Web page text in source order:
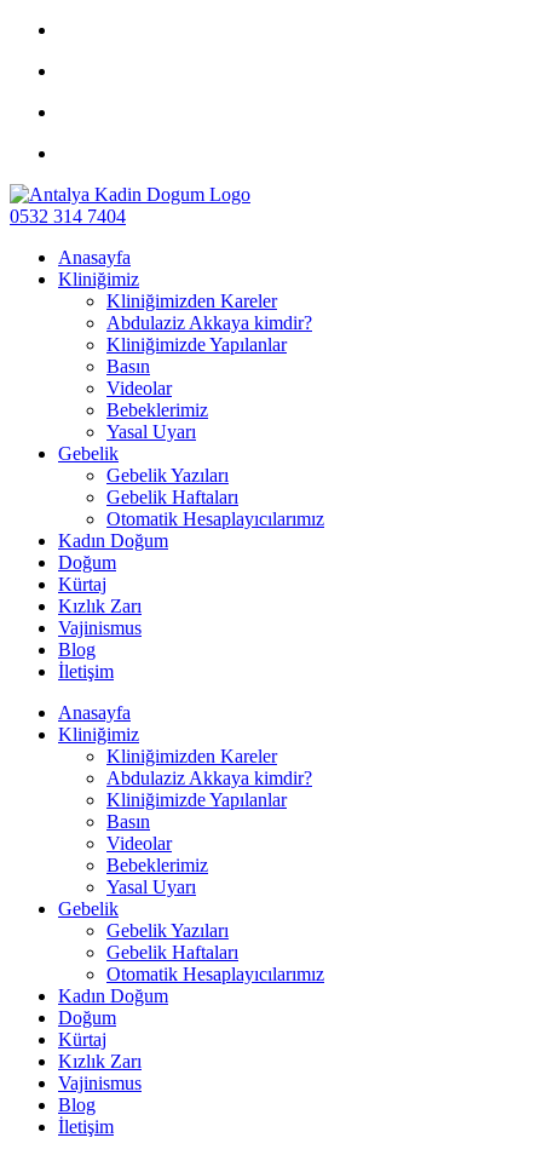
0532 314 7404
Anasayfa
Kliniğimiz
Kliniğimizden Kareler
Abdulaziz Akkaya kimdir?
Kliniğimizde Yapılanlar
Basın
Videolar
Bebeklerimiz
Yasal Uyarı
Gebelik
Gebelik Yazıları
Gebelik Haftaları
Otomatik Hesaplayıcılarımız
Kadın Doğum
Doğum
Kürtaj
Kızlık Zarı
Vajinismus
Blog
İletişim
Anasayfa
Kliniğimiz
Kliniğimizden Kareler
Abdulaziz Akkaya kimdir?
Kliniğimizde Yapılanlar
Basın
Videolar
Bebeklerimiz
Yasal Uyarı
Gebelik
Gebelik Yazıları
Gebelik Haftaları
Otomatik Hesaplayıcılarımız
Kadın Doğum
Doğum
Kürtaj
Kızlık Zarı
Vajinismus
Blog
İletişim